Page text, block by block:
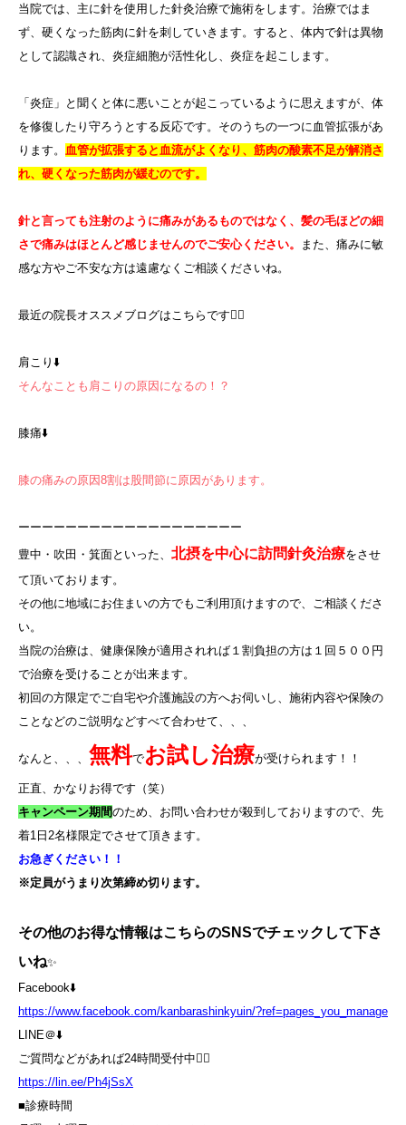
当院では、主に針を使用した針灸治療で施術をします。 治療ではま
ず、硬くなった筋肉に針を刺していきます。すると、体内で針は異物
として認識され、 炎症細胞が活性化し、炎症を起こします。
「炎症」と聞くと体に悪いことが起こっているように思えますが、体
を修復したり守ろうとする反応です。そのうちの一つに血管拡張があ
ります。 血管が拡張すると血流がよくなり、筋肉の酸素不足が解消さ
れ、硬くなった筋肉が緩むのです。
針と言っても注射のように痛みがあるものではなく、髪の毛ほどの細
さで痛みはほとんど感じませんのでご安心ください。
また、痛みに敏
感な方やご不安な方は遠慮なくご相談くださいね。
最近の院長オススメブログはこちらです 💁‍♀️
肩こり ⬇️
そんなことも肩こりの原因になるの！？
膝痛⬇️
膝の痛みの原因8割は股間節に原因があります。
ーーーーーーーーーーーーーーーーーーー
豊中・吹田・箕面といった、 北摂を中心に訪問針灸治療をさせ
て頂いております。
その他に地域にお住まいの方でもご利用頂けますので、ご相談くださ
い。
当院の治療は、健康保険が適用されれば１割負担の方は１回５００円
で治療を受けることが出来ます。
初回の方限定でご自宅や介護施設の方へお伺いし、施術内容や保険の
ことなどのご説明などすべて合わせて、、、
なんと、、、 無料でお試し治療が受けられます！！
正直、かなりお得です（笑）
キャンペーン期間のため、お問い合わせが殺到しておりますので、先
着1 日 2名様限定でさせて頂きます。
お急ぎください！！
※定員がうまり次第締め切ります。
その他のお得な情報はこちらのSNSでチェックして下さ
いね✨
Facebook⬇️
https://www.facebook.com/kanbarashinkyuin/?ref=pages_you_manage
LINE＠⬇️
ご質問などがあれば24時間受付中💁‍♀️
https://lin.ee/Ph4jSsX
■診療時間